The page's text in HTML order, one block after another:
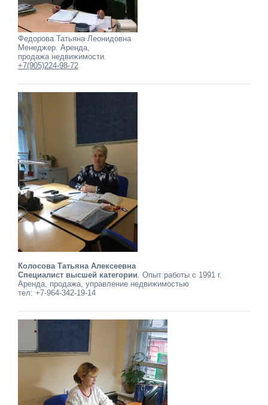
Федорова Татьяна Леонидовна
Менеджер. Аренда,
продажа недвижимости.
+7(905)224-98-72
Колосова Татьяна Алексеевна
Специалист высшей категории . Опыт работы с 1991 г.
Аренда, продажа, управление недвижимостью
тел: +7-964-342-19-14